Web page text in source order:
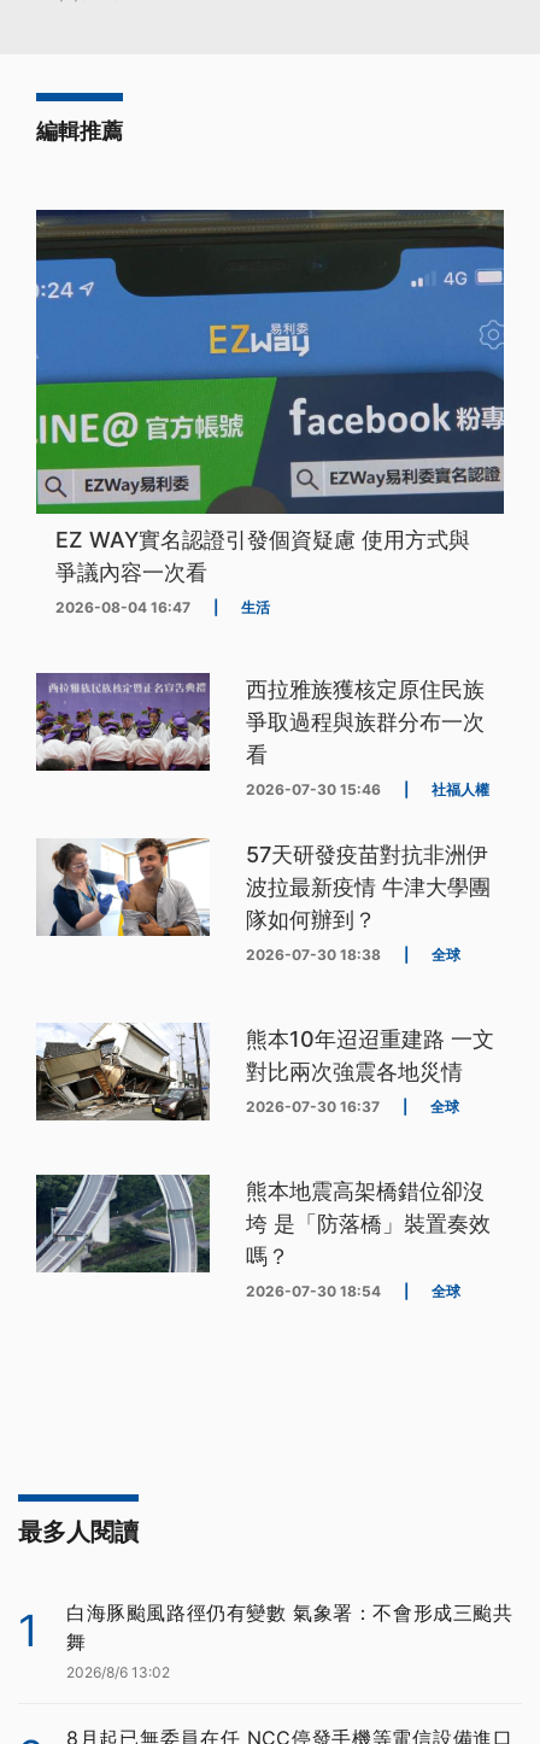
編輯推薦
EZ WAY實名認證引發個資疑慮 使用方式與
爭議內容一次看
2026-08-04 16:47 生活
西拉雅族獲核定原住民族
爭取過程與族群分布一次
看
2026-07-30 15:46 社福人權
57天研發疫苗對抗非洲伊
波拉最新疫情 牛津大學團
隊如何辦到？
2026-07-30 18:38 全球
熊本10年迢迢重建路 一文
對比兩次強震各地災情
2026-07-30 16:37 全球
熊本地震高架橋錯位卻沒
垮 是「防落橋」裝置奏效
嗎？
2026-07-30 18:54 全球
最多人閱讀
1
白海豚颱風路徑仍有變數 氣象署：不會形成三颱共
舞
2026/8/6 13:02
8月起已無委員在任 NCC停發手機等電信設備進口